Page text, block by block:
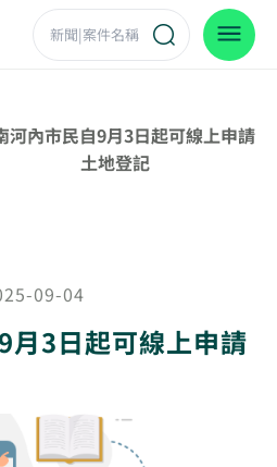
河內市民自9月3日起可線上申請
土地登記
09-04
月3日起可線上申請